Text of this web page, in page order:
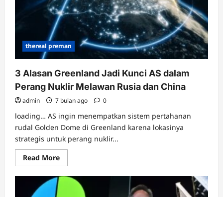
thereal preman
3 Alasan Greenland Jadi Kunci AS dalam
Perang Nuklir Melawan Rusia dan China
admin 7 bulan ago 0
loading… AS ingin menempatkan sistem pertahanan
rudal Golden Dome di Greenland karena lokasinya
strategis untuk perang nuklir...
Read MoreRead
more
3
Alasan
Greenland